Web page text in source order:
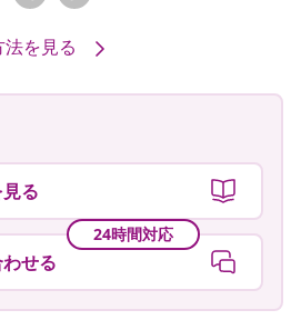
を見る
る
24時間対応
せる